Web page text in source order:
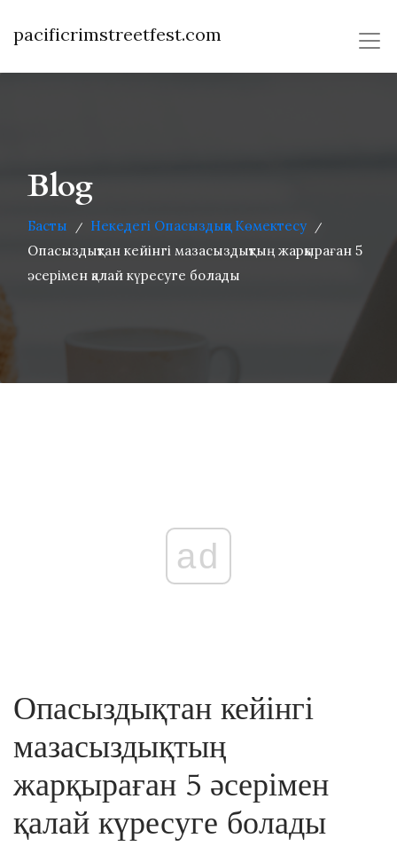
pacificrimstreetfest.com
Blog
Басты / Некедегі Опасыздыққа Көмектесу /
Опасыздықтан кейінгі мазасыздықтың жарқыраған 5
әсерімен қалай күресуге болады
ad
Опасыздықтан кейінгі
мазасыздықтың
жарқыраған 5 әсерімен
қалай күресуге болады